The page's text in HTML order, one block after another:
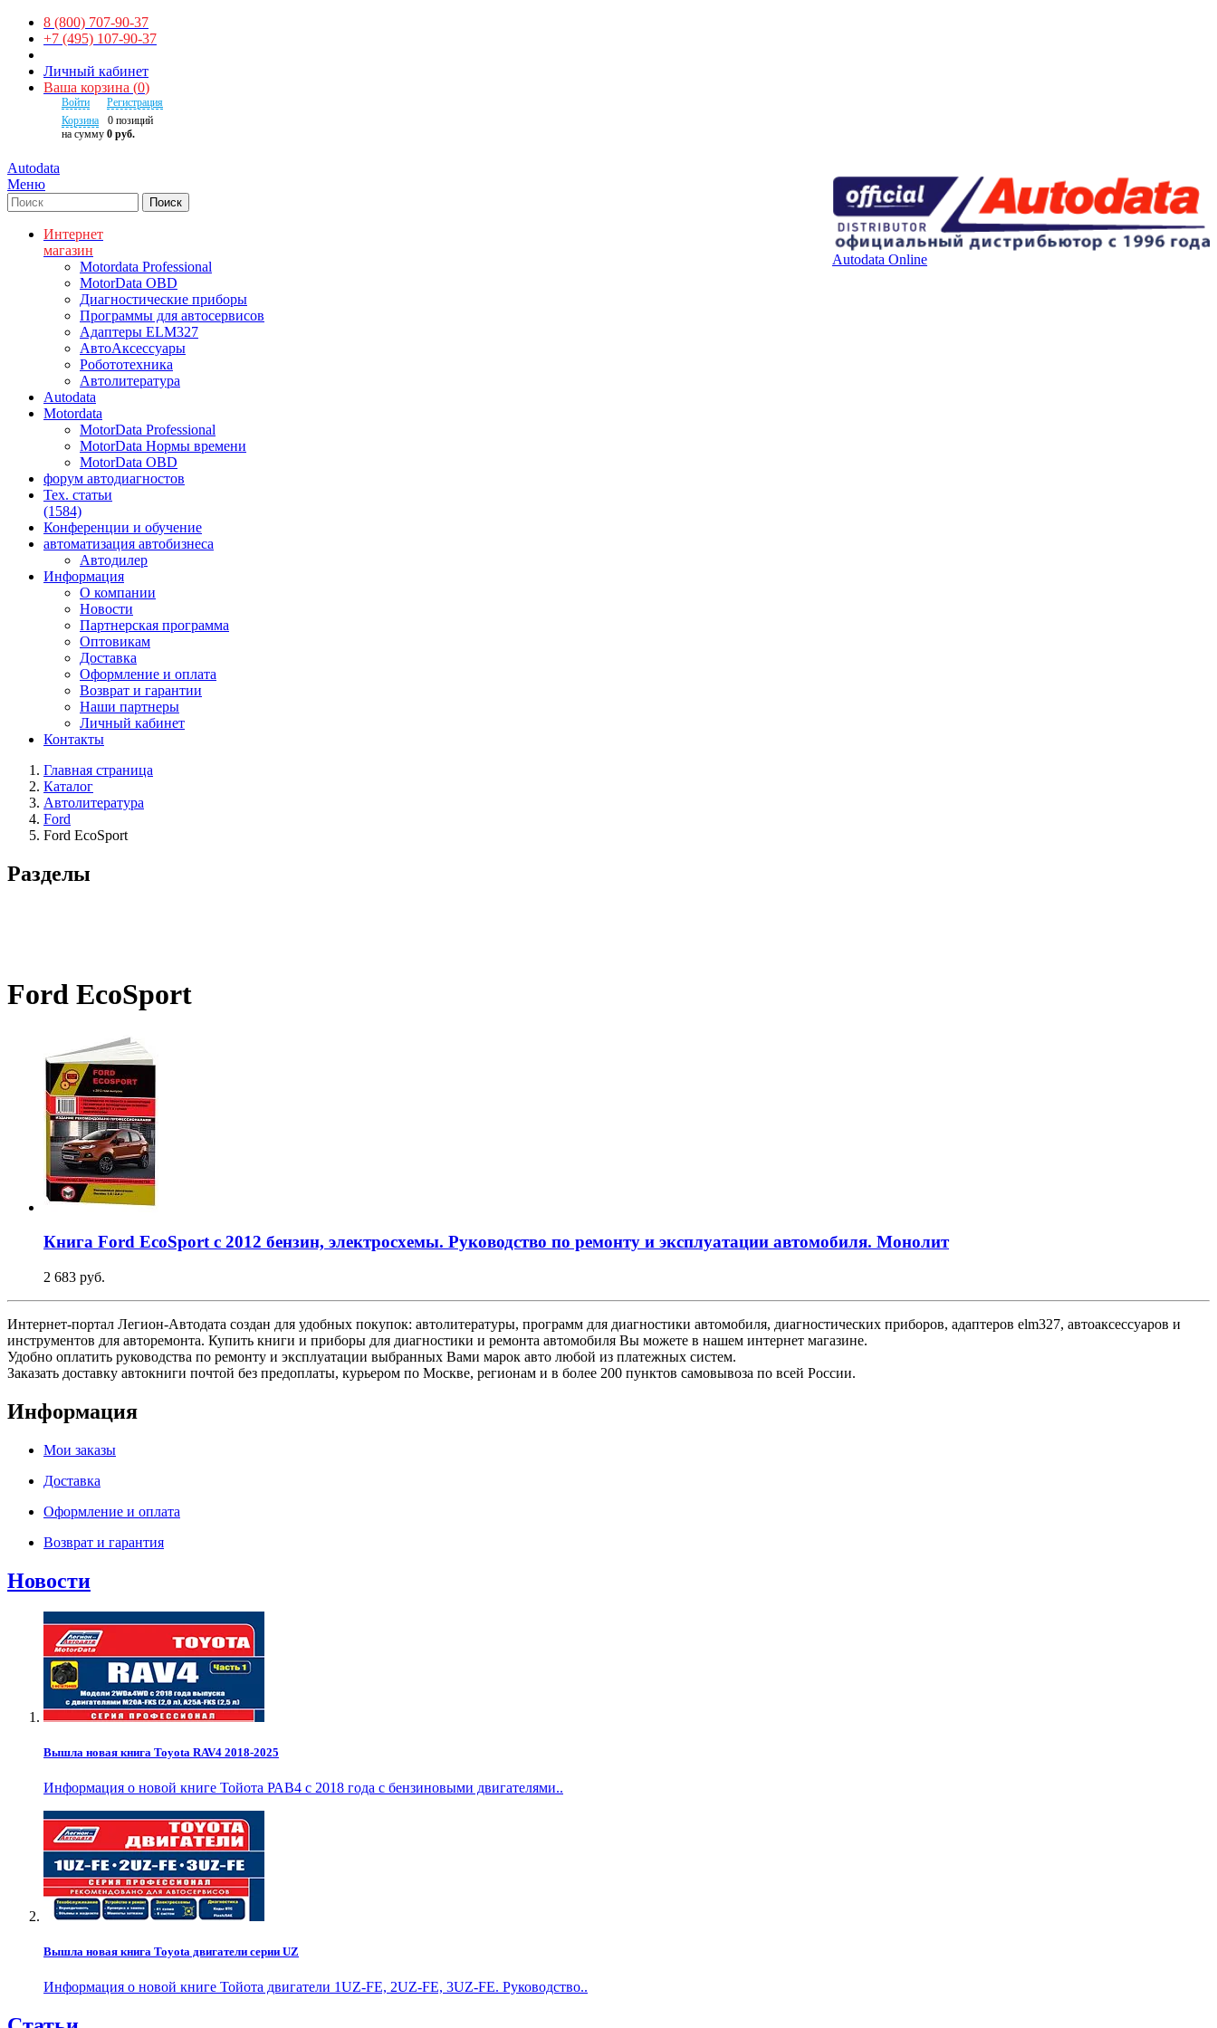
8 (800) 707-90-37
+7 (495) 107-90-37
Личный кабинет
Ваша корзина (0)
Войти
Регистрация
Корзина
0 позиций
на сумму 0 руб.
Autodata
Autodata Online
Меню
Поиск
Интернет
магазин
Motordata Professional
MotorData OBD
Диагностические приборы
Программы для автосервисов
Адаптеры ELM327
АвтоАксессуары
Робототехника
Автолитература
Autodata
Motordata
MotorData Professional
MotorData Нормы времени
MotorData OBD
форум автодиагностов
Тех. статьи
(1584)
Конференции и обучение
автоматизация автобизнеса
Автодилер
Информация
О компании
Новости
Партнерская программа
Оптовикам
Доставка
Оформление и оплата
Возврат и гарантии
Наши партнеры
Личный кабинет
Контакты
Главная страница
Каталог
Автолитература
Ford
Ford EcoSport
Разделы
Ford EcoSport
Книга Ford EcoSport с 2012 бензин, электросхемы. Руководство по ремонту и эксплуатации автомобиля. Монолит
2 683 руб.
Интернет-портал Легион-Автодата создан для удобных покупок: автолитературы, программ для диагностики автомобиля, диагностических приборов, адаптеров elm327, автоаксессуаров и
инструментов для авторемонта. Купить книги и приборы для диагностики и ремонта автомобиля Вы можете в нашем интернет магазине.
Удобно оплатить руководства по ремонту и эксплуатации выбранных Вами марок авто любой из платежных систем.
Заказать доставку автокниги почтой без предоплаты, курьером по Москве, регионам и в более 200 пунктов самовывоза по всей России.
Информация
Мои заказы
Доставка
Оформление и оплата
Возврат и гарантия
Новости
Вышла новая книга Toyota RAV4 2018-2025
Информация о новой книге Тойота РАВ4 с 2018 года с бензиновыми двигателями..
Вышла новая книга Toyota двигатели серии UZ
Информация о новой книге Тойота двигатели 1UZ-FE, 2UZ-FE, 3UZ-FE. Руководство..